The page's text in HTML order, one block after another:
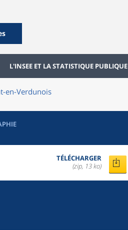
L'INSEE ET LA STATISTIQUE PUBLIQUE
en-Verdunois
TÉLÉCHARGER
(zip, 13 ko)